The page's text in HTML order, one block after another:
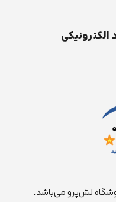
لش‌پرو می‌باشد.